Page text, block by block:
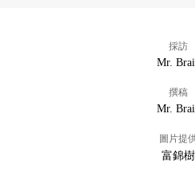
採訪
Mr.
撰稿
Mr.
圖片提
富錦樹